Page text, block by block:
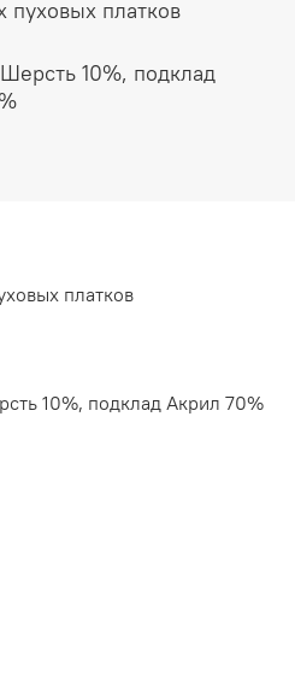
Оснащены манжетой
Тактильно очень
украшены выпуклой
подойдут для длительных
на воздухе. Будут
пуховых платков
10%, подклад
платков
10%, подклад Акрил 70%